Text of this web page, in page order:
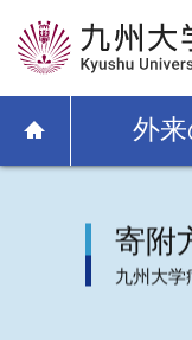
外
寄附
九州大学